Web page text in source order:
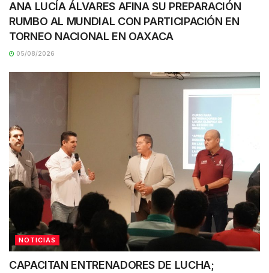
ANA LUCÍA ÁLVARES AFINA SU PREPARACIÓN
RUMBO AL MUNDIAL CON PARTICIPACIÓN EN
TORNEO NACIONAL EN OAXACA
05/08/2026
NOTICIAS
CAPACITAN ENTRENADORES DE LUCHA;